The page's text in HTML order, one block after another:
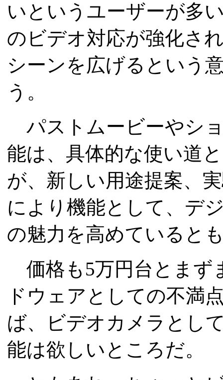
いというユーザーが多
のビデオ対応が強化さ
シーンを広げるという
う。
パストムービーやシ
能は、具体的な使い道
が、新しい用途提案、
により機能として、デ
の魅力を高めていると
価格も5万円台とまず
ドウェアとしての不満
ば、ビデオカメラとし
能は欲しいところだ。